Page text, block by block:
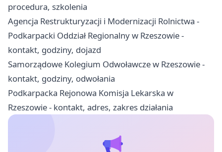
procedura, szkolenia
Agencja Restrukturyzacji i Modernizacji Rolnictwa -
Podkarpacki Oddział Regionalny w Rzeszowie -
kontakt, godziny, dojazd
Samorządowe Kolegium Odwoławcze w Rzeszowie -
kontakt, godziny, odwołania
Podkarpacka Rejonowa Komisja Lekarska w
Rzeszowie - kontakt, adres, zakres działania